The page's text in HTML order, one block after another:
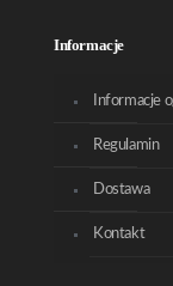
Informacje
Informacje
Regulamin
Dostawa
Kontakt